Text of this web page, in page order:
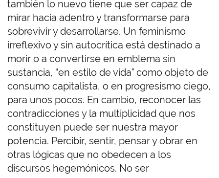
también lo nuevo tiene que ser capaz de
mirar hacia adentro y transformarse para
sobrevivir y desarrollarse. Un feminismo
irreflexivo y sin autocrítica está destinado a
morir o a convertirse en emblema sin
sustancia, “en estilo de vida” como objeto de
consumo capitalista, o en progresismo ciego,
para unos pocos. En cambio, reconocer las
contradicciones y la multiplicidad que nos
constituyen puede ser nuestra mayor
potencia. Percibir, sentir, pensar y obrar en
otras lógicas que no obedecen a los
discursos hegemónicos. No ser